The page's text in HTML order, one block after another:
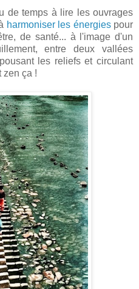
de temps à lire les ouvrages
harmoniser les énergiespour
de santé... à l'image d'un
entre deux vallées
les reliefs et circulant
zen ça !